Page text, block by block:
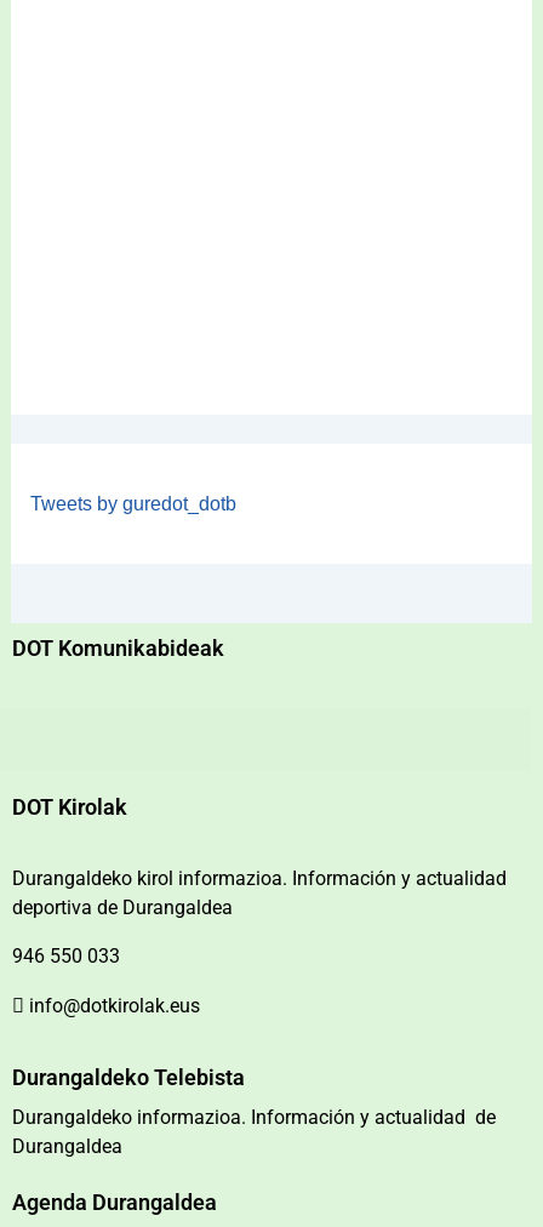
Tweets by guredot_dotb
DOT Komunikabideak
DOT Kirolak
Durangaldeko kirol informazioa. Información y actualidad
deportiva de Durangaldea
946 550 033
info@dotkirolak.eus
Durangaldeko Telebista
Durangaldeko informazioa. Información y actualidad de
Durangaldea
Agenda Durangaldea